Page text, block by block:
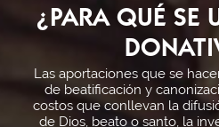
¿PARA QUÉ SE
Las aportaciones que se
de beatificación y
costos que conllevan la
de Dios, beato o santo, la